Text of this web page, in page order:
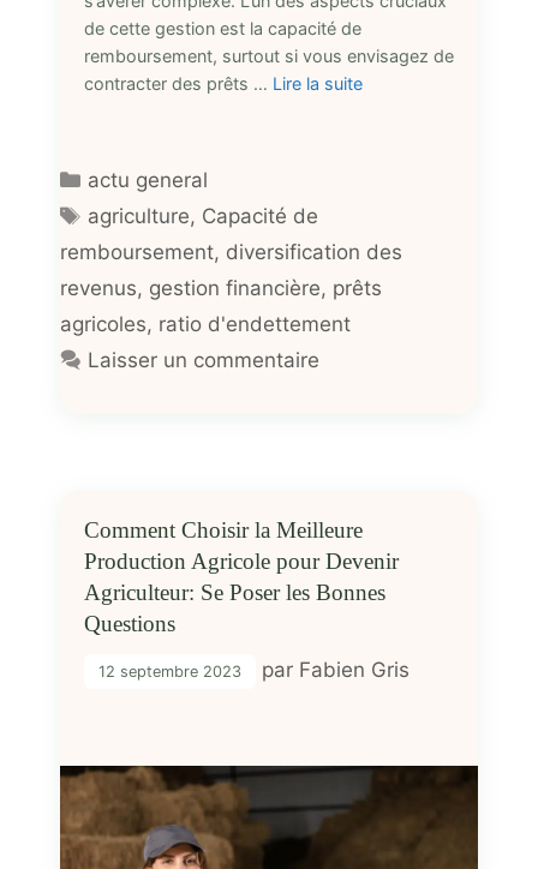
de cette gestion est la capacité de
remboursement, surtout si vous envisagez de
contracter des prêts … Lire la suite
Catégories
actu general
Étiquettes
agriculture, Capacité de
remboursement, diversification des
revenus, gestion financière, prêts
agricoles, ratio d'endettement
Laisser un commentaire
Comment Choisir la Meilleure
Production Agricole pour Devenir
Agriculteur: Se Poser les Bonnes
Questions
12 septembre 2023 par Fabien Gris